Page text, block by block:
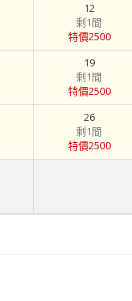
12
剩1間
特價2500
19
剩1間
特價2500
26
剩1間
特價2500